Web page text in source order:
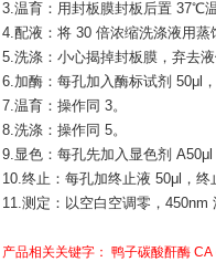
3.温育：用封板膜封板后置 37℃
4.配液：将 30 倍浓缩洗涤液用蒸
5.洗涤：小心揭掉封板膜，弃去
6.加酶：每孔加入酶标试剂 50μl，
7.温育：操作同 3。
8.洗涤：操作同 5。
9.显色：每孔先加入显色剂
10.终止：每孔加终止液 50μl，终
11.测定：以空白空调零，450nm
产品相关关键字： 鸭子碳酸酐酶 CA